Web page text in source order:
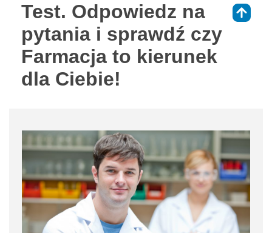
Test. Odpowiedz na
pytania i sprawdź czy
Farmacja to kierunek
dla Ciebie!